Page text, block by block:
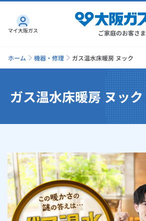
ご家庭のお客さま
ガス・電気
ガス
ガストップ
GAS得プラン
電気
電気トップ
インターネットトップ
さすガねっとのメリット
料金プラン
機器・修理
機器・修理トップ
機器
くらしのサービス
マイ大阪ガス
ホーム 機器・修理 ガス温水床暖房 ヌック
ガス温水床暖房 ヌック